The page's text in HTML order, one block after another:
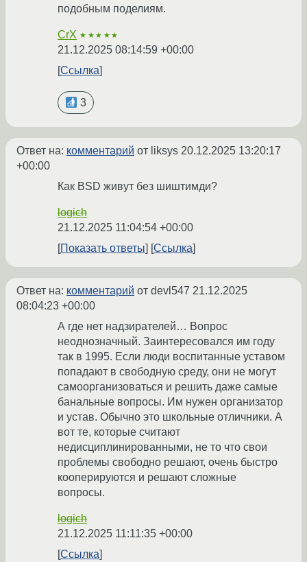
подобным поделиям.
CrX ★★★★★
21.12.2025 08:14:59 +00:00
Ссылка
3
Ответ на: комментарий от liksys 20.12.2025 13:20:17
+00:00
Как BSD живут без шиштимди?
logich
21.12.2025 11:04:54 +00:00
Показать ответы
Ссылка
Ответ на: комментарий от devl547 21.12.2025
08:04:23 +00:00
А где нет надзирателей… Вопрос
неоднозначный. Заинтересовался им году
так в 1995. Если люди воспитанные уставом
попадают в свободную среду, они не могут
самоорганизоваться и решить даже самые
банальные вопросы. Им нужен организатор
и устав. Обычно это школьные отличники. А
вот те, которые считают
недисциплинированными, не то что свои
проблемы свободно решают, очень быстро
кооперируются и решают сложные
вопросы.
logich
21.12.2025 11:11:35 +00:00
Ссылка